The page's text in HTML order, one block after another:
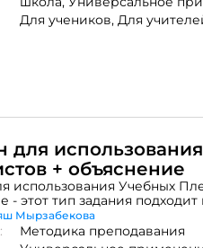
для писем в черно-
Для учеников, Для
для
+ объяснение
использования Учебных
- этот тип задания
формата обучения.
индивидуализации
возможность
Мырзабекова
Методика преподавания